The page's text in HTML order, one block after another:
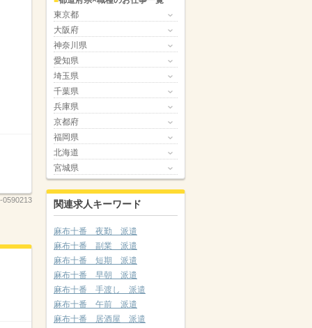
0590213
東京都
大阪府
神奈川県
愛知県
埼玉県
千葉県
兵庫県
京都府
福岡県
北海道
宮城県
関連求人キーワード
麻布十番 夜勤 派遣
麻布十番 副業 派遣
麻布十番 短期 派遣
麻布十番 早朝 派遣
麻布十番 手渡し 派遣
麻布十番 午前 派遣
麻布十番 居酒屋 派遣